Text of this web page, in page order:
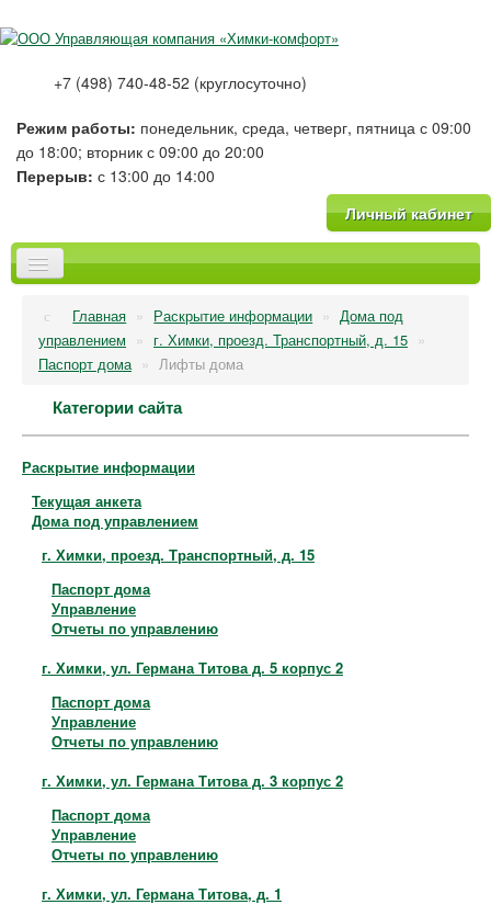
+7 (498) 740-48-52 (круглосуточно)
Режим работы: понедельник, среда, четверг, пятница с 09:00
до 18:00; вторник с 09:00 до 20:00
Перерыв: с 13:00 до 14:00
Личный кабинет
О компании
Новости
Тарифы
Платные услуги
Фотогалерея
Вопрос-Ответ
Главная » Раскрытие информации » Дома под
управлением » г. Химки, проезд. Транспортный, д. 15 »
Паспорт дома » Лифты дома
Категории сайта
Раскрытие информации
Текущая анкета
Дома под управлением
г. Химки, проезд. Транспортный, д. 15
Паспорт дома
Управление
Отчеты по управлению
г. Химки, ул. Германа Титова д. 5 корпус 2
Паспорт дома
Управление
Отчеты по управлению
г. Химки, ул. Германа Титова д. 3 корпус 2
Паспорт дома
Управление
Отчеты по управлению
г. Химки, ул. Германа Титова, д. 1